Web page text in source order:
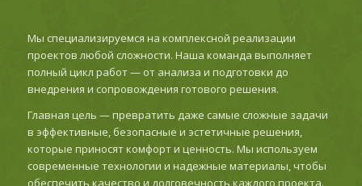
Мы специализируемся на комплексной реализации
проектов любой сложности. Наша команда выполняет
полный цикл работ — от анализа и подготовки до
внедрения и сопровождения готового решения.
Главная цель — превратить даже самые сложные задачи
в эффективные, безопасные и эстетичные решения,
которые приносят комфорт и ценность. Мы используем
современные технологии и надежные материалы, чтобы
обеспечить качество и долговечность каждого проекта.